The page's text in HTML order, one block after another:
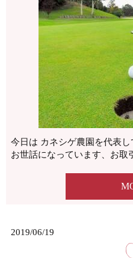
今日は カネシゲ農園を代表
お世話になっています、お
2019/06/19